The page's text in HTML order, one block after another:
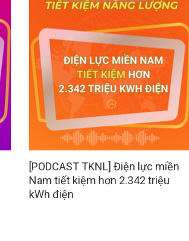
[PODCAST TKNL] Điện lực miền
Nam tiết kiệm hơn 2.342 triệu
kWh điện